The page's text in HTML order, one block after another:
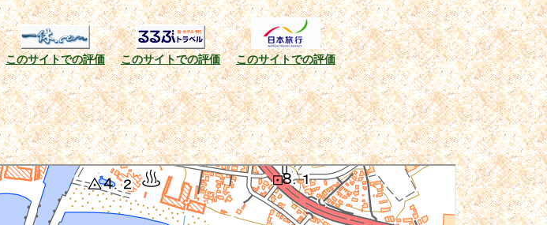
このサイトでの評価 このサイトでの評価 このサイトでの評価